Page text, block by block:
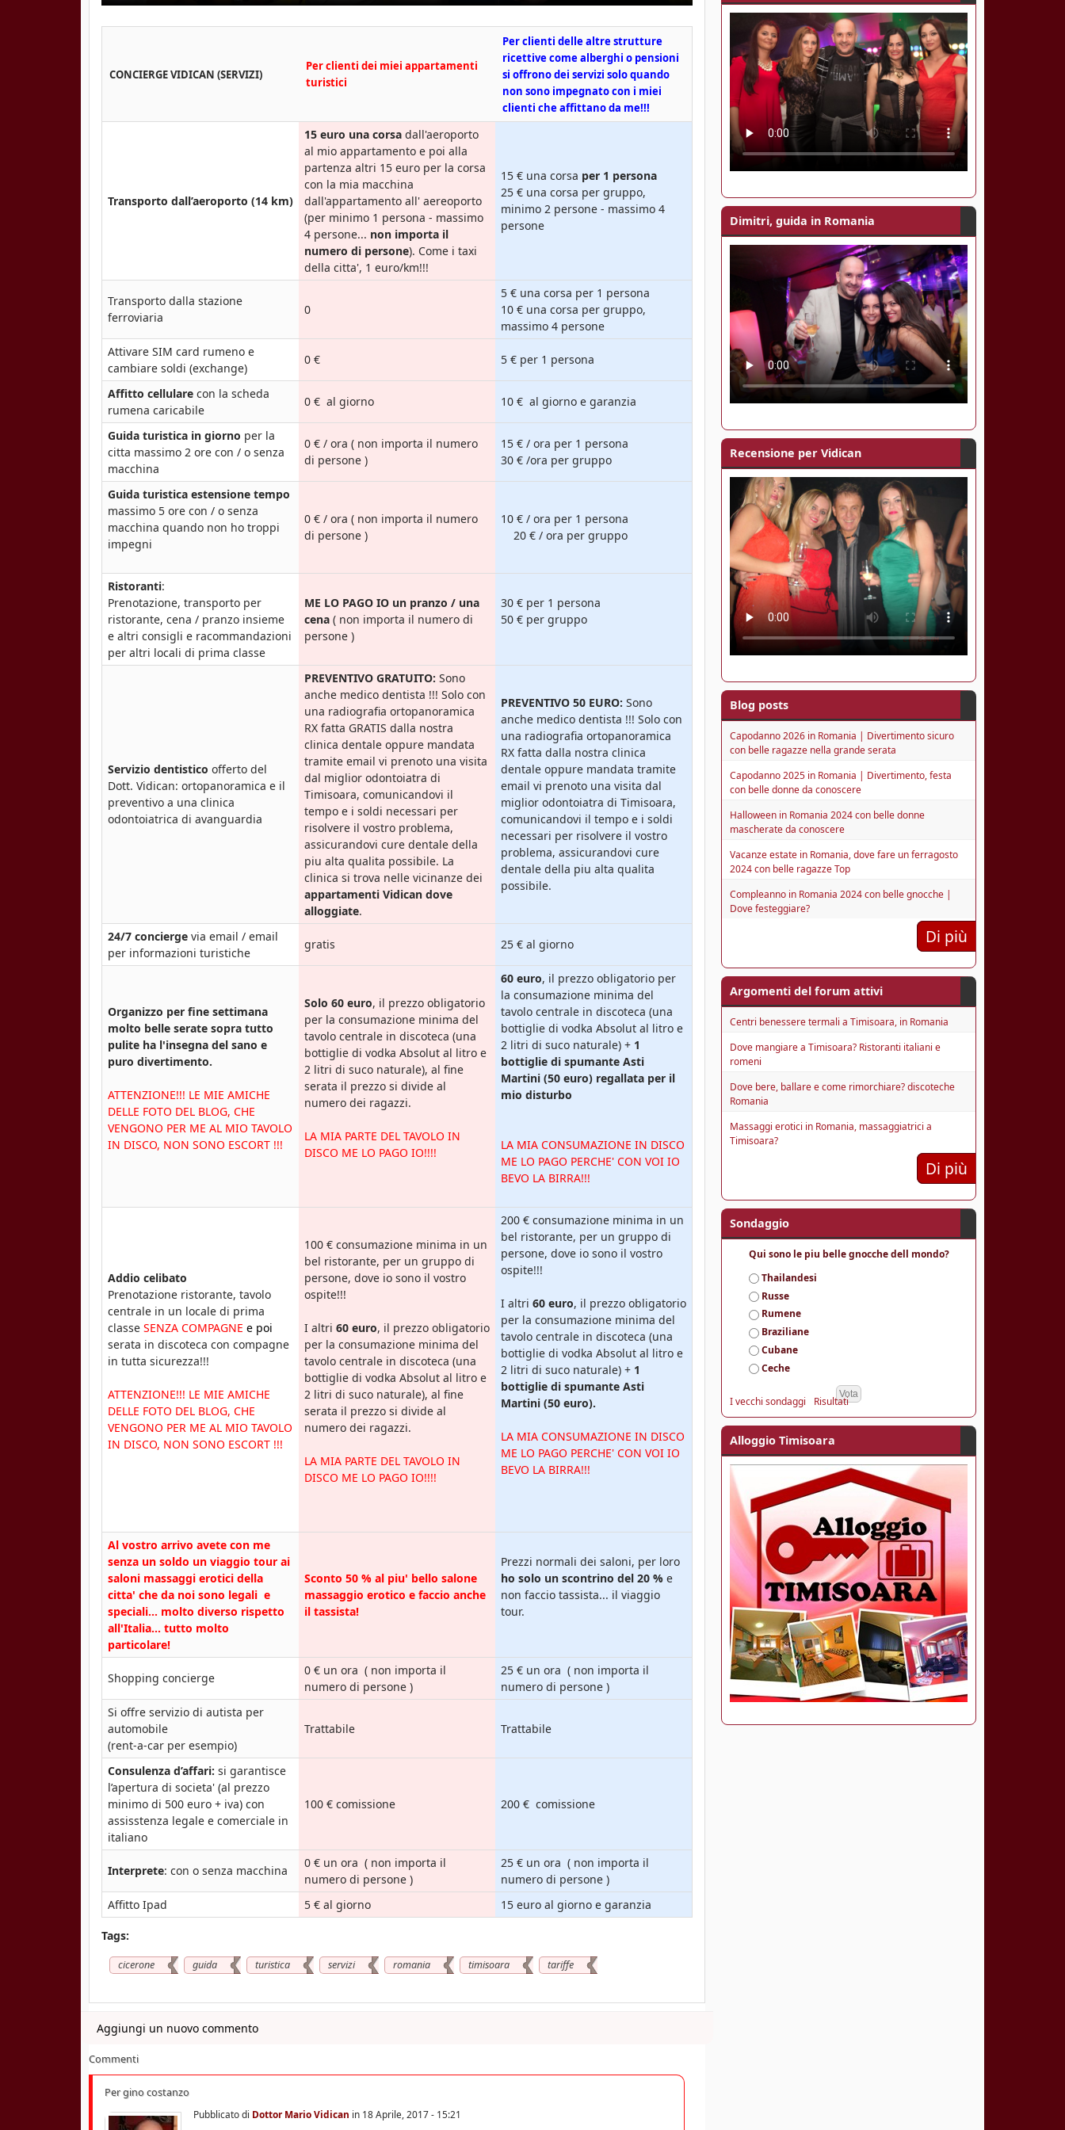
CONCIERGE VIDICAN (SERVIZI)
Per clienti dei miei appartamenti
turistici
Per clienti delle altre strutture
ricettive come alberghi o pensioni
si offrono dei servizi solo quando
non sono impegnato con i miei
clienti che affittano da me!!!
Transporto dall’aeroporto (14 km)
15 euro una corsa dall'aeroporto
al mio appartamento e poi alla
partenza altri 15 euro per la corsa
con la mia macchina
dall'appartamento all' aereoporto
(per minimo 1 persona - massimo
4 persone... non importa il
numero di persone). Come i taxi
della citta', 1 euro/km!!!
15 € una corsa per 1 persona
25 € una corsa per gruppo,
minimo 2 persone - massimo 4
persone
Transporto dalla stazione
ferroviaria
0
5 € una corsa per 1 persona
10 € una corsa per gruppo,
massimo 4 persone
Attivare SIM card rumeno e
cambiare soldi (exchange)
0 € 5 € per 1 persona
Affitto cellulare con la scheda
rumena caricabile
0 € al giorno 10 € al giorno e garanzia
Guida turistica in giorno per la
citta massimo 2 ore con / o senza
macchina
0 € / ora ( non importa il numero
di persone )
15 € / ora per 1 persona
30 € /ora per gruppo
Guida turistica estensione tempo
massimo 5 ore con / o senza
macchina quando non ho troppi
impegni
0 € / ora ( non importa il numero
di persone )
10 € / ora per 1 persona
20 € / ora per gruppo
Ristoranti:
Prenotazione, transporto per
ristorante, cena / pranzo insieme
e altri consigli e racommandazioni
per altri locali di prima classe
ME LO PAGO IO un pranzo / una
cena ( non importa il numero di
persone )
30 € per 1 persona
50 € per gruppo
Servizio dentistico offerto del
Dott. Vidican: ortopanoramica e il
preventivo a una clinica
odontoiatrica di avanguardia
PREVENTIVO GRATUITO: Sono
anche medico dentista !!! Solo con
una radiografia ortopanoramica
RX fatta GRATIS dalla nostra
clinica dentale oppure mandata
tramite email vi prenoto una visita
dal miglior odontoiatra di
Timisoara, comunicandovi il
tempo e i soldi necessari per
risolvere il vostro problema,
assicurandovi cure dentale della
piu alta qualita possibile. La
clinica si trova nelle vicinanze dei
appartamenti Vidican dove
alloggiate.
PREVENTIVO 50 EURO: Sono
anche medico dentista !!! Solo con
una radiografia ortopanoramica
RX fatta dalla nostra clinica
dentale oppure mandata tramite
email vi prenoto una visita dal
miglior odontoiatra di Timisoara,
comunicandovi il tempo e i soldi
necessari per risolvere il vostro
problema, assicurandovi cure
dentale della piu alta qualita
possibile.
24/7 concierge via email / email
per informazioni turistiche
gratis 25 € al giorno
Organizzo per fine settimana
molto belle serate sopra tutto
pulite ha l'insegna del sano e
puro divertimento.
ATTENZIONE!!! LE MIE AMICHE
DELLE FOTO DEL BLOG, CHE
VENGONO PER ME AL MIO TAVOLO
IN DISCO, NON SONO ESCORT !!!
Solo 60 euro, il prezzo obligatorio
per la consumazione minima del
tavolo centrale in discoteca (una
bottiglie di vodka Absolut al litro e
2 litri di suco naturale), al fine
serata il prezzo si divide al
numero dei ragazzi.
LA MIA PARTE DEL TAVOLO IN
DISCO ME LO PAGO IO!!!!
60 euro, il prezzo obligatorio per
la consumazione minima del
tavolo centrale in discoteca (una
bottiglie di vodka Absolut al litro e
2 litri di suco naturale) + 1
bottiglie di spumante Asti
Martini (50 euro) regallata per il
mio disturbo
LA MIA CONSUMAZIONE IN DISCO
ME LO PAGO PERCHE' CON VOI IO
BEVO LA BIRRA!!!
Addio celibato
Prenotazione ristorante, tavolo
centrale in un locale di prima
classe SENZA COMPAGNE e poi
serata in discoteca con compagne
in tutta sicurezza!!!
ATTENZIONE!!! LE MIE AMICHE
DELLE FOTO DEL BLOG, CHE
VENGONO PER ME AL MIO TAVOLO
IN DISCO, NON SONO ESCORT !!!
100 € consumazione minima in un
bel ristorante, per un gruppo di
persone, dove io sono il vostro
ospite!!!
I altri 60 euro, il prezzo obligatorio
per la consumazione minima del
tavolo centrale in discoteca (una
bottiglie di vodka Absolut al litro e
2 litri di suco naturale), al fine
serata il prezzo si divide al
numero dei ragazzi.
LA MIA PARTE DEL TAVOLO IN
DISCO ME LO PAGO IO!!!!
200 € consumazione minima in un
bel ristorante, per un gruppo di
persone, dove io sono il vostro
ospite!!!
I altri 60 euro, il prezzo obligatorio
per la consumazione minima del
tavolo centrale in discoteca (una
bottiglie di vodka Absolut al litro e
2 litri di suco naturale) + 1
bottiglie di spumante Asti
Martini (50 euro).
LA MIA CONSUMAZIONE IN DISCO
ME LO PAGO PERCHE' CON VOI IO
BEVO LA BIRRA!!!
Al vostro arrivo avete con me
senza un soldo un viaggio tour ai
saloni massaggi erotici della
citta' che da noi sono legali e
speciali... molto diverso rispetto
all'Italia... tutto molto
particolare!
Sconto 50 % al piu' bello salone
massaggio erotico e faccio anche
il tassista!
Prezzi normali dei saloni, per loro
ho solo un scontrino del 20 % e
non faccio tassista... il viaggio
tour.
Shopping concierge
0 € un ora ( non importa il
numero di persone )
25 € un ora ( non importa il
numero di persone )
Si offre servizio di autista per
automobile
(rent-a-car per esempio)
Trattabile Trattabile
Consulenza d’affari: si garantisce
l’apertura di societa' (al prezzo
minimo di 500 euro + iva) con
assisstenza legale e comerciale in
italiano
100 € comissione 200 € comissione
Interprete: con o senza macchina
0 € un ora ( non importa il
numero di persone )
25 € un ora ( non importa il
numero di persone )
Affitto Ipad
5 € al giorno 15 euro al giorno e garanzia
Tags:
cicerone guida turistica servizi romania timisoara tariffe
Aggiungi un nuovo commento
Commenti
Per gino costanzo
Pubblicato di Dottor Mario Vidican in 18 Aprile, 2017 - 15:21
Dimitri, guida in Romania
Recensione per Vidican
Blog posts
Capodanno 2026 in Romania | Divertimento sicuro
con belle ragazze nella grande serata
Capodanno 2025 in Romania | Divertimento, festa
con belle donne da conoscere
Halloween in Romania 2024 con belle donne
mascherate da conoscere
Vacanze estate in Romania, dove fare un ferragosto
2024 con belle ragazze Top
Compleanno in Romania 2024 con belle gnocche |
Dove festeggiare?
Di più
Argomenti del forum attivi
Centri benessere termali a Timisoara, in Romania
Dove mangiare a Timisoara? Ristoranti italiani e
romeni
Dove bere, ballare e come rimorchiare? discoteche
Romania
Massaggi erotici in Romania, massaggiatrici a
Timisoara?
Di più
Sondaggio
Qui sono le piu belle gnocche dell mondo?
S
c
e
l
t
e
Thailandesi
Russe
Rumene
Braziliane
Cubane
Ceche
I vecchi sondaggi Risultati
Alloggio Timisoara